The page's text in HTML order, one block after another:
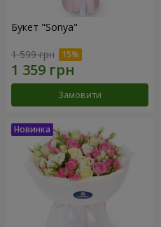
Букет "Sonya"
1 599 грн
Замовити